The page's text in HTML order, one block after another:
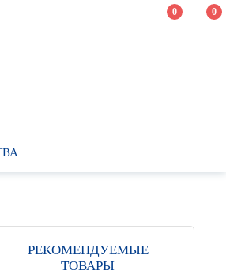
0 0
РЕКОМЕНДУЕМЫЕ
ТОВАРЫ